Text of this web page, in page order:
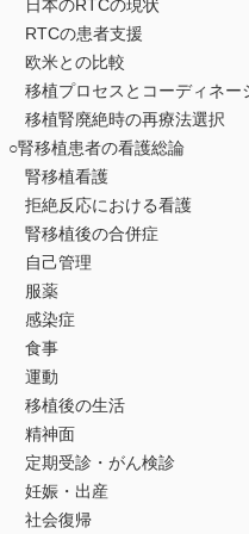
日本のRTCの現状
RTCの患者支援
欧米との比較
移植プロセスとコーディネー
移植腎廃絶時の再療法選択
○腎移植患者の看護総論
腎移植看護
拒絶反応における看護
腎移植後の合併症
自己管理
服薬
感染症
食事
運動
移植後の生活
精神面
定期受診・がん検診
妊娠・出産
社会復帰